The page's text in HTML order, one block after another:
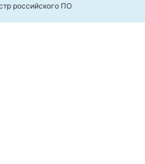
российского ПО